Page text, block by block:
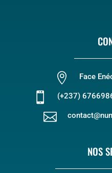
 Face
 (+237)

NOS